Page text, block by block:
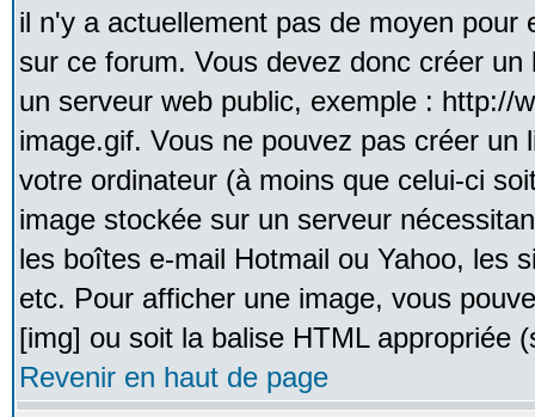
il n'y a actuellement pas de moyen pour
sur ce forum. Vous devez donc créer
un serveur web public, exemple : http://
image.gif. Vous ne pouvez pas créer un
votre ordinateur (à moins que celui-ci
image stockée sur un serveur
les boîtes e-mail Hotmail ou Yahoo, les
etc. Pour afficher une image, vous
[img] ou soit la balise HTML appropriée
Revenir en haut de page